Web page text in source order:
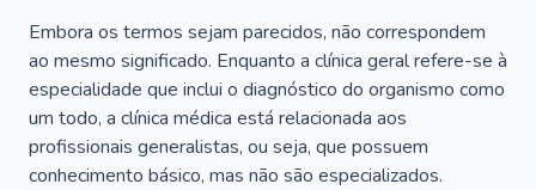
Embora os termos sejam parecidos, não correspondem
ao mesmo significado. Enquanto a clínica geral refere-se à
especialidade que inclui o diagnóstico do organismo como
um todo, a clínica médica está relacionada aos
profissionais generalistas, ou seja, que possuem
conhecimento básico, mas não são especializados.